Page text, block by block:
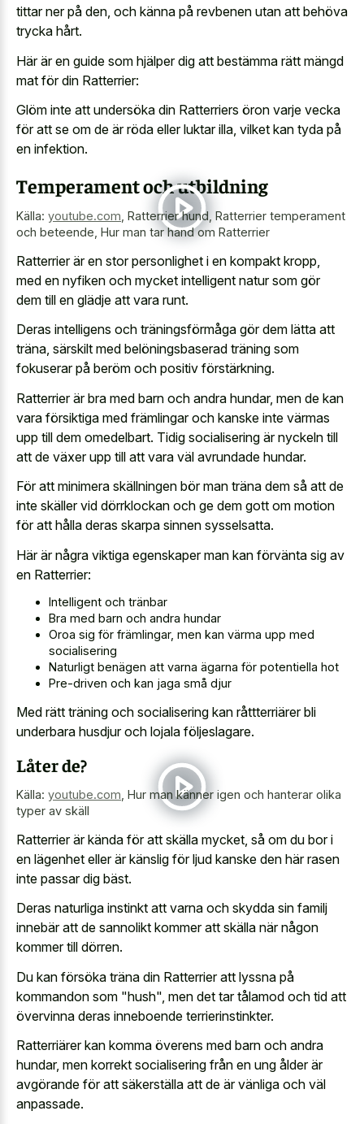
tittar ner på den, och känna på revbenen utan att behöva
trycka hårt.
Här är en guide som hjälper dig att bestämma rätt mängd
mat för din Ratterrier:
Glöm inte att undersöka din Ratterriers öron varje vecka
för att se om de är röda eller luktar illa, vilket kan tyda på
en infektion.
Temperament och utbildning
Källa: youtube.com Ratterrier hund, Ratterrier temperament
och beteende, Hur man tar hand om Ratterrier
Ratterrier är en stor personlighet i en kompakt kropp,
med en nyfiken och mycket intelligent natur som gör
dem till en glädje att vara runt.
Deras intelligens och träningsförmåga gör dem lätta att
träna, särskilt med belöningsbaserad träning som
fokuserar på beröm och positiv förstärkning.
Ratterrier är bra med barn och andra hundar, men de kan
vara försiktiga med främlingar och kanske inte värmas
upp till dem omedelbart. Tidig socialisering är nyckeln till
att de växer upp till att vara väl avrundade hundar.
För att minimera skällningen bör man träna dem så att de
inte skäller vid dörrklockan och ge dem gott om motion
för att hålla deras skarpa sinnen sysselsatta.
Här är några viktiga egenskaper man kan förvänta sig av
en Ratterrier:
Intelligent och tränbar
Bra med barn och andra hundar
Oroa sig för främlingar, men kan värma upp med
socialisering
Naturligt benägen att varna ägarna för potentiella hot
Pre-driven och kan jaga små djur
Med rätt träning och socialisering kan råttterriärer bli
underbara husdjur och lojala följeslagare.
Låter de?
Källa: youtube.com Hur man känner igen och hanterar olika
typer av skäll
Ratterrier är kända för att skälla mycket, så om du bor i
en lägenhet eller är känslig för ljud kanske den här rasen
inte passar dig bäst.
Deras naturliga instinkt att varna och skydda sin familj
innebär att de sannolikt kommer att skälla när någon
kommer till dörren.
Du kan försöka träna din Ratterrier att lyssna på
kommandon som "hush", men det tar tålamod och tid att
övervinna deras inneboende terrierinstinkter.
Ratterriärer kan komma överens med barn och andra
hundar, men korrekt socialisering från en ung ålder är
avgörande för att säkerställa att de är vänliga och väl
anpassade.